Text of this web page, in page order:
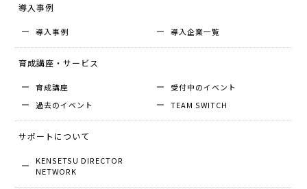
導入事例
導入事例 導入企業⼀覧
育成講座・サービス
育成講座
受付中のイベント
過去のイベント
TEAM SWITCH
サポートについて
KENSETSU DIRECTOR
NETWORK